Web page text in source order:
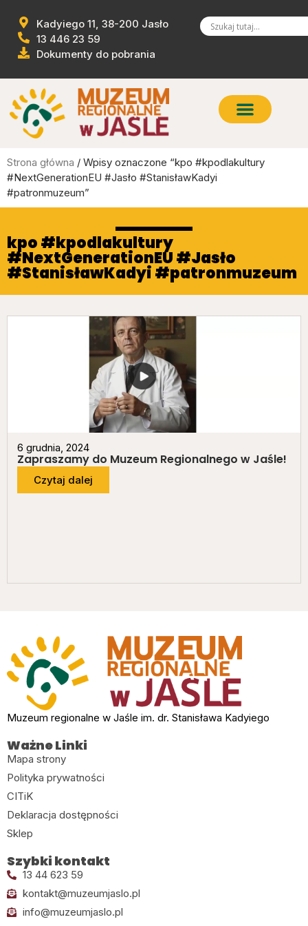
Kadyiego 11, 38-200 Jasło
13 446 23 59
Dokumenty do pobrania
Strona główna / Wpisy oznaczone “kpo #kpodlakultury
#NextGenerationEU #Jasło #StanisławKadyi
#patronmuzeum”
kpo #kpodlakultury
#NextGenerationEU #Jasło
#StanisławKadyi #patronmuzeum
6 grudnia, 2024
Zapraszamy do Muzeum Regionalnego w Jaśle!
Czytaj dalej
Muzeum regionalne w Jaśle im. dr. Stanisława Kadyiego
Ważne Linki
Mapa strony
Polityka prywatności
CITiK
Deklaracja dostępności
Sklep
Szybki kontakt
13 44 623 59
kontakt@muzeumjaslo.pl
info@muzeumjaslo.pl